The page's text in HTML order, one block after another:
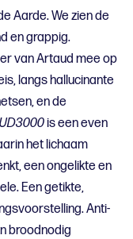
Aarde. We zien de
en grappig.
van Artaud mee op
langs hallucinante
en de
is een even
het lichaam
een ongelikte en
Een getikte,
Anti-
broodnodig